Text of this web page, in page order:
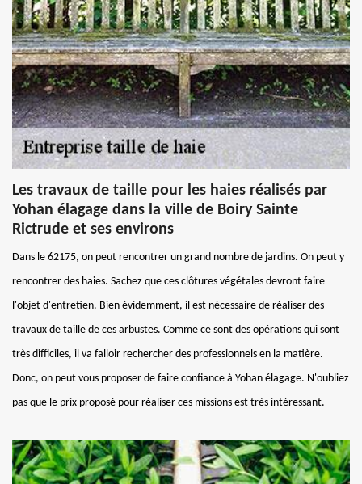
Les travaux de taille pour les haies réalisés par
Yohan élagage dans la ville de Boiry Sainte
Rictrude et ses environs
Dans le 62175, on peut rencontrer un grand nombre de jardins. On peut y
rencontrer des haies. Sachez que ces clôtures végétales devront faire
l'objet d'entretien. Bien évidemment, il est nécessaire de réaliser des
travaux de taille de ces arbustes. Comme ce sont des opérations qui sont
très difficiles, il va falloir rechercher des professionnels en la matière.
Donc, on peut vous proposer de faire confiance à Yohan élagage. N'oubliez
pas que le prix proposé pour réaliser ces missions est très intéressant.